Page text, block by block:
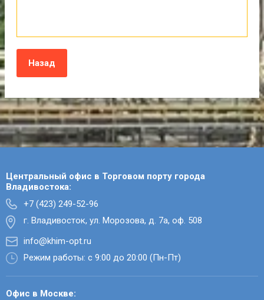
Назад
Центральный офис в Торговом порту города
Владивостока:
+7 (423) 249-52-96
г. Владивосток, ул. Морозова, д. 7а, оф. 508
info@khim-opt.ru
Режим работы: с 9:00 до 20:00 (Пн-Пт)
Офис в Москве: